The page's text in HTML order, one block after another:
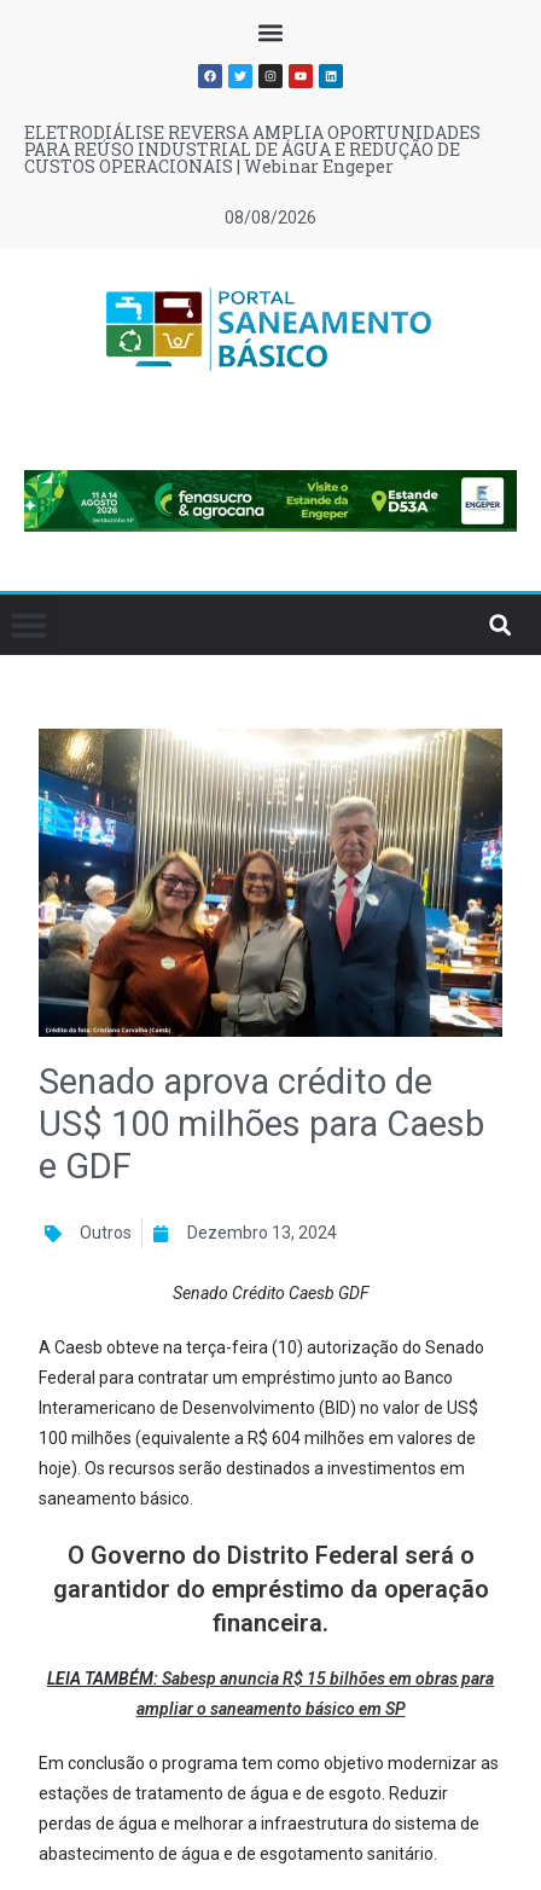
08/08/2026
ELETRODIÁLISE REVERSA AMPLIA OPORTUNIDADES
PARA REÚSO INDUSTRIAL DE ÁGUA E REDUÇÃO DE
CUSTOS OPERACIONAIS | Webinar Engeper
Senado aprova crédito de
US$ 100 milhões para Caesb
e GDF
Outros Dezembro 13, 2024
Senado Crédito Caesb GDF
A Caesb obteve na terça-feira (10) autorização do Senado
Federal para contratar um empréstimo junto ao Banco
Interamericano de Desenvolvimento (BID) no valor de US$
100 milhões (equivalente a R$ 604 milhões em valores de
hoje). Os recursos serão destinados a investimentos em
saneamento básico.
O Governo do Distrito Federal será o
garantidor do empréstimo da operação
financeira.
LEIA TAMBÉM:Sabesp anuncia R$ 15 bilhões em obras para
ampliar o saneamento básico em SP
Em conclusão o programa tem como objetivo modernizar as
estações de tratamento de água e de esgoto. Reduzir
perdas de água e melhorar a infraestrutura do sistema de
abastecimento de água e de esgotamento sanitário.